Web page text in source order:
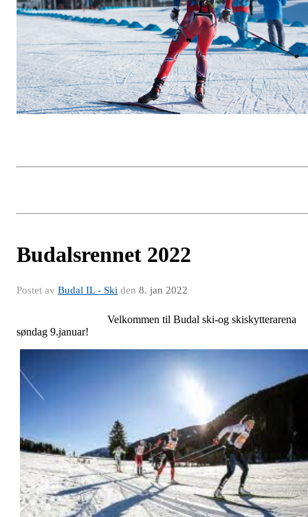
Budalsrennet 2022
Postet av Budal IL - Ski den 8. jan 2022
Velkommen til Budal ski-og skiskytterarena
søndag 9.januar!